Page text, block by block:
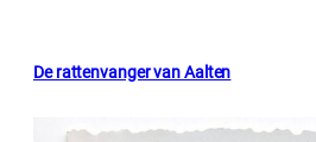
De rattenvanger van Aalten